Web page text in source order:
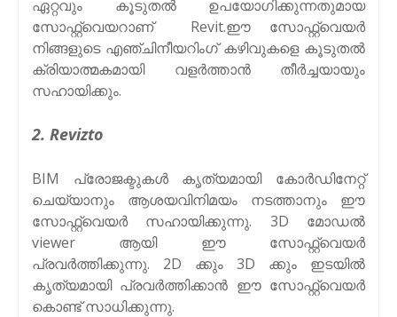
ഏറ്റവും കൂടുതൽ ഉപയോഗിക്കുന്നതുമായ
സോഫ്റ്റ്‌വെയറാണ് Revit.ഈ സോഫ്റ്റ്‌വെയർ
നിങ്ങളുടെ എഞ്ചിനീയറിംഗ് കഴിവുകളെ കൂടുതൽ
ക്രിയാത്മകമായി വളർത്താൻ തീർച്ചയായും
സഹായിക്കും.
2. Revizto
BIM പ്രോജക്ടുകൾ കൃത്യമായി കോർഡിനേറ്റ്
ചെയ്യാനും ആശയവിനിമയം നടത്താനും ഈ
സോഫ്റ്റ്‌വെയർ സഹായിക്കുന്നു. 3D മോഡൽ
viewer ആയി ഈ സോഫ്റ്റ്‌വെയർ
പ്രവർത്തിക്കുന്നു. 2D ക്കും 3D ക്കും ഇടയിൽ
കൃത്യമായി പ്രവർത്തിക്കാൻ ഈ സോഫ്റ്റ്‌വെയർ
കൊണ്ട് സാധിക്കുന്നു.